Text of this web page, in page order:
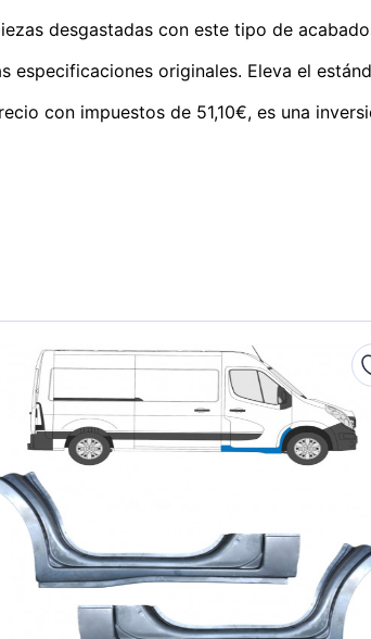
desgastadas con este tipo de
especificaciones originales. Eleva el
con impuestos de 51,10€, es una